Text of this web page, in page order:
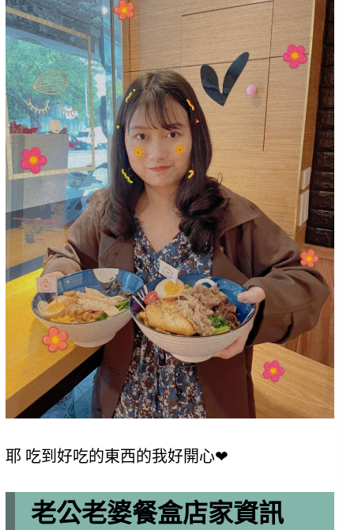
耶 吃到好吃的東西的我好開心❤
老公老婆餐盒店家資訊